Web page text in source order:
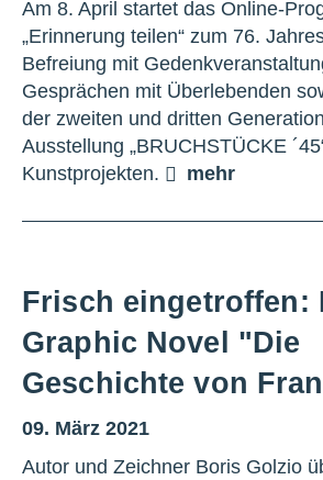
Am 8. April startet das Online-
„Erinnerung teilen“ zum 76.
Befreiung mit
Gesprächen mit Überlebenden
der zweiten und dritten
Ausstellung „BRUCHSTÜCKE
Kunstprojekten.
mehr
Frisch eingetroffen:
Graphic Novel "Die
Geschichte von
09. März 2021
Autor und Zeichner Boris Golzio